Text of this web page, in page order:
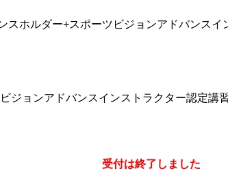
スホルダー+スポーツビジョンアドバンス
ジョンアドバンスインストラクター認定講
受付は終了しました